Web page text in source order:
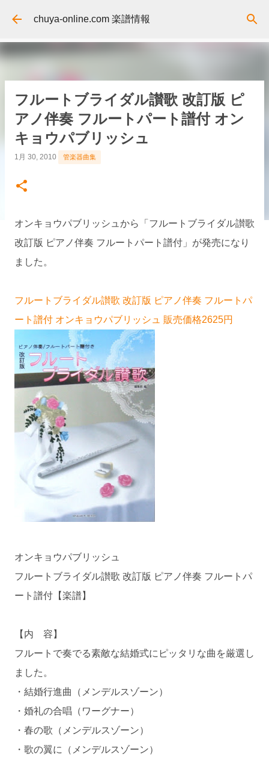
スキップしてメイン コンテンツに移動
chuya-online.com 楽譜情報
フルートブライダル讃歌 改訂版 ピ
アノ伴奏 フルートパート譜付 オン
キョウパブリッシュ
1月 30, 2010 管楽器曲集
オンキョウパブリッシュから「フルートブライダル讃歌
改訂版 ピアノ伴奏 フルートパート譜付」が発売になり
ました。
フルートブライダル讃歌 改訂版 ピアノ伴奏 フルートパ
ート譜付 オンキョウパブリッシュ 販売価格2625円
オンキョウパブリッシュ
フルートブライダル讃歌 改訂版 ピアノ伴奏 フルートパ
ート譜付【楽譜】
【内 容】
フルートで奏でる素敵な結婚式にピッタリな曲を厳選し
ました。
・結婚行進曲（メンデルスゾーン）
・婚礼の合唱（ワーグナー）
・春の歌（メンデルスゾーン）
・歌の翼に（メンデルスゾーン）